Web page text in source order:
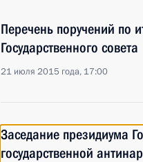
Перечень поручений по
Государственного совета
21 июля 2015 года, 17:00
Заседание президиума
государственной